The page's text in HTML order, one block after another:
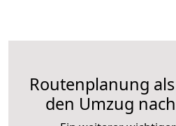
Routenplanung
den Umzug